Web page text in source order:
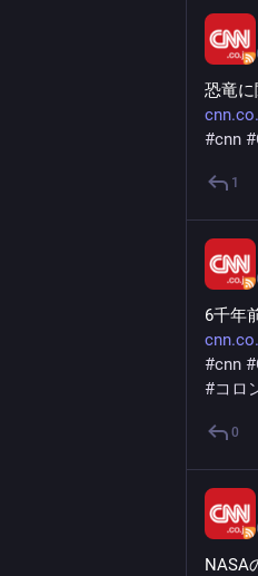
恐竜
#cnn #
1
6千年
#cnn #
#コロ
0
NASA